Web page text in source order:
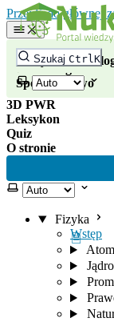
Przejdź do głównej
Szukaj CtrlK
Fizyka
Wybierz motyw
Fizyka
Wstęp
Atom
Fizyka
Technologia
Społeczeństwo
3D PWR
Leksykon
Quiz
O stronie
Wybierz motyw